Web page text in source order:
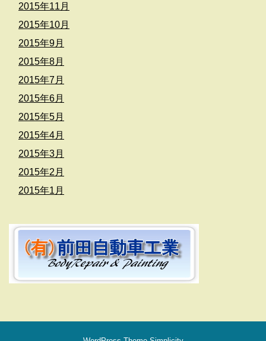
2015年11月
2015年10月
2015年9月
2015年8月
2015年7月
2015年6月
2015年5月
2015年4月
2015年3月
2015年2月
2015年1月